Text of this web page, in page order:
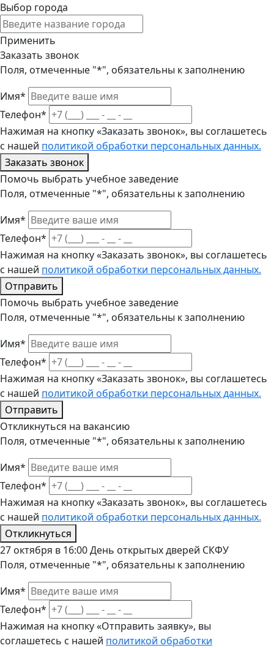
Выбор города
Применить
Заказать звонок
Поля, отмеченные "*", обязательны к заполнению
Имя*
Телефон*
Нажимая на кнопку «Заказать звонок», вы соглашетесь
с нашей политикой обработки персональных данных.
Заказать звонок
Помочь выбрать учебное заведение
Поля, отмеченные "*", обязательны к заполнению
Имя*
Телефон*
Нажимая на кнопку «Заказать звонок», вы соглашетесь
с нашей политикой обработки персональных данных.
Отправить
Помочь выбрать учебное заведение
Поля, отмеченные "*", обязательны к заполнению
Имя*
Телефон*
Нажимая на кнопку «Заказать звонок», вы соглашетесь
с нашей политикой обработки персональных данных.
Отправить
Откликнуться на вакансию
Поля, отмеченные "*", обязательны к заполнению
Имя*
Телефон*
Нажимая на кнопку «Заказать звонок», вы соглашетесь
с нашей политикой обработки персональных данных.
Откликнуться
27 октября в 16:00 День открытых дверей СКФУ
Поля, отмеченные "*", обязательны к заполнению
Имя*
Телефон*
Нажимая на кнопку «Отправить заявку», вы
соглашетесь с нашей политикой обработки